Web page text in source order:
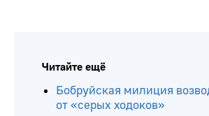
Читайте ещё
Бобруйская милиция
от «серых ходоков»